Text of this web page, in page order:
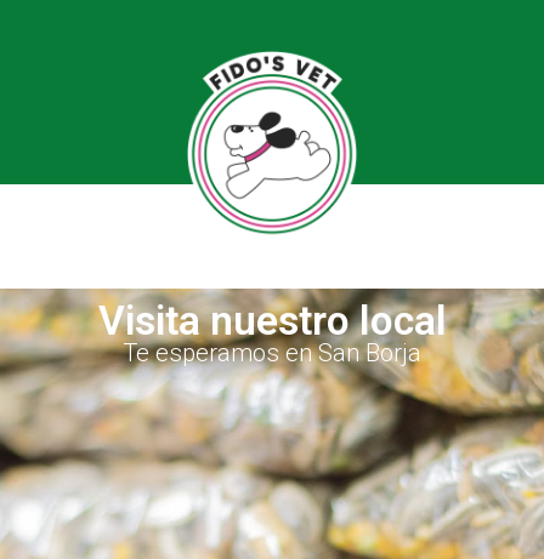
Visita nuestro local
Te esperamos en San Borja